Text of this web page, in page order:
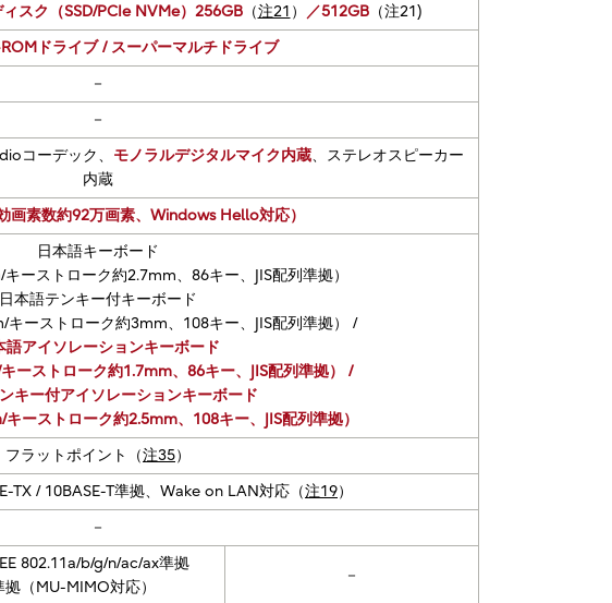
スク（SSD/PCIe NVMe）256GB（注21 ） ／512GB（注21)
ドライブ / スーパーマルチドライブ
－
－
コーデック、 モノラルデジタルマイク内蔵、ステレオスピーカー
内蔵
画素数約92万画素、Windows Hello対応）
日本語キーボード
ーストローク約2.7mm、86キー、JIS配列準拠）
日本語テンキー付キーボード
キーストローク約3mm、108キー、JIS配列準拠） /
語アイソレーションキーボード
ーストローク約1.7mm、86キー、JIS配列準拠） /
キー付アイソレーションキーボード
キーストローク約2.5mm、108キー、JIS配列準拠）
フラットポイント（注35）
TX / 10BASE-T準拠、Wake on LAN対応（注19）
－
802.11a/b/g/n/ac/ax準拠
（MU-MIMO対応）
－